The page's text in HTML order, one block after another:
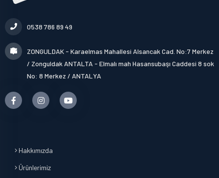
0538 786 89 49
ZONGULDAK - Karaelmas Mahallesi Alsancak Cad. No:7 Merkez
/ Zonguldak ANTALTA - Elmalı mah Hasansubaşı Caddesi 8 sok
No: 8 Merkez / ANTALYA
Hakkımızda
Ürünlerimiz